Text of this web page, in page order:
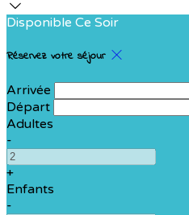
Disponible Ce Soir
Réservez votre séjour
Arrivée
Départ
Adultes
-
+
Enfants
-